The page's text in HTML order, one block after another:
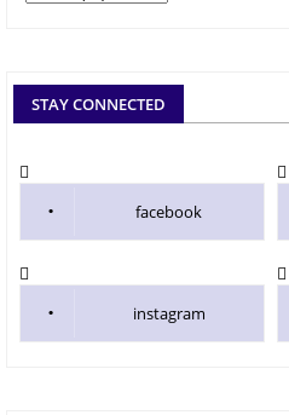
STAY CONNECTED
facebook
instagram